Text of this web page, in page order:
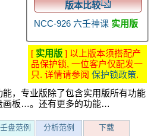
版本比较
NCC-926 六壬神课 实用版
[ 实用版 ] 以上版本须搭配产
品保护锁, 一位客户仅配发一
只. 详情请参阅保护锁政策.
，专业版除了包含实用版所有功能
画板…。还有更多的功能…
盘范例 分析范例 下载